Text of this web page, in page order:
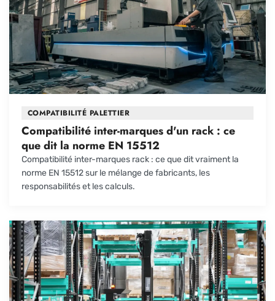
COMPATIBILITÉ PALETTIER
Compatibilité inter-marques d'un rack : ce
que dit la norme EN 15512
Compatibilité inter-marques rack : ce que dit vraiment la
norme EN 15512 sur le mélange de fabricants, les
responsabilités et les calculs.